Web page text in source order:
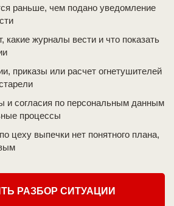
раньше, чем подано уведомление
какие журналы вести и что показать
приказы или расчет огнетушителей
и согласия по персональным данным
процессы
цеху выпечки нет понятного плана,
РАЗБОР СИТУАЦИИ